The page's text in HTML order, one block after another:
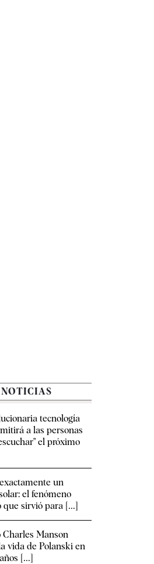
tecnología
a las personas
el próximo
un
el fenómeno
que sirvió para [...]
Charles Manson
vida de Polanski en
[...]